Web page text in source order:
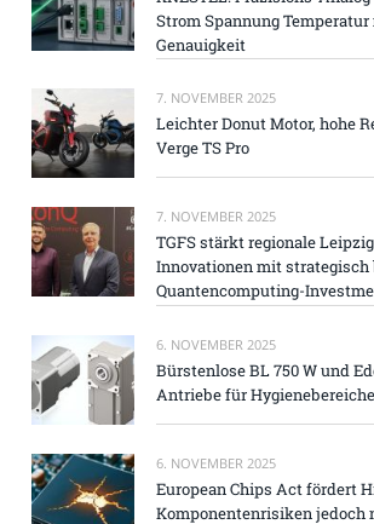
Strom Spannung
Genauigkeit
7. NOVEMBER 2025
Leichter Donut Motor, hohe
Verge TS Pro
7. NOVEMBER 2025
TGFS stärkt regionale
Innovationen mit strategisch
Quantencomputing-
6. NOVEMBER 2025
Bürstenlose BL 750 W und
Antriebe für Hygienebereiche
6. NOVEMBER 2025
European Chips Act fördert
Komponentenrisiken jedoch